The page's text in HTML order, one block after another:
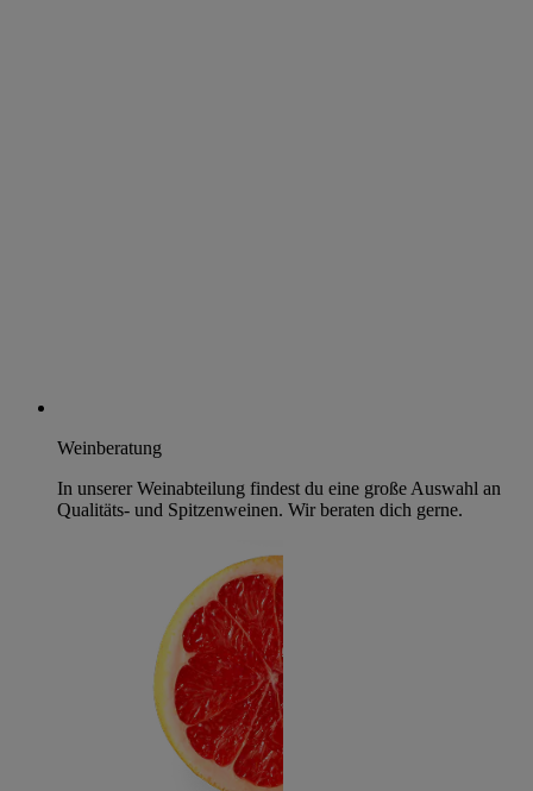
Weinberatung
In unserer Weinabteilung findest du eine große Auswahl an
Qualitäts- und Spitzenweinen. Wir beraten dich gerne.